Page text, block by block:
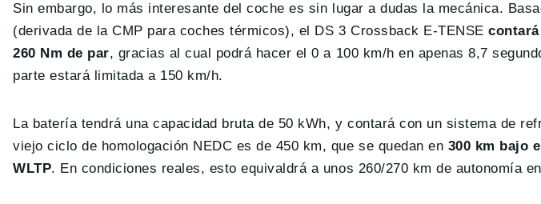
Sin embargo, lo más interesante del coche es sin lugar a dudas la mecánica.
(derivada de la CMP para coches térmicos), el DS 3 Crossback E-TENSE
260 Nm de par, gracias al cual podrá hacer el 0 a 100 km/h en apenas 8,7
parte estará limitada a 150 km/h.
La batería tendrá una capacidad bruta de 50 kWh, y contará con un sistema de
viejo ciclo de homologación NEDC es de 450 km, que se quedan en 300 km bajo
WLTP. En condiciones reales, esto equivaldrá a unos 260/270 km de autonomía